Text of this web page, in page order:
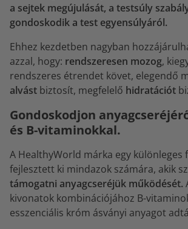
a sejtek megújulását, a testsúly
gondoskodik a test egyensúlyáról.
Ehhez kezdetben nagyban
azzal, hogy: rendszeresen mozog,
rendszeres étrendet követ, elegendő
alvást biztosít, megfelelő hidratációt
Gondoskodjon
és B-vitaminokkal.
A HealthyWorld márka egy különleges
fejlesztett ki mindazok számára, akik
támogatni anyagcseréjük működését.
kivonatok kombinációjához B-
esszenciális króm ásványi anyagot